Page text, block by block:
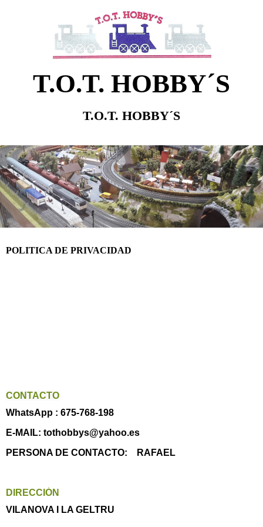
T.O.T. HOBBY´S
T.O.T. HOBBY´S
POLITICA DE PRIVACIDAD
CONTACTO
WhatsApp : 675-768-198
E-MAIL: tothobbys@yahoo.es
PERSONA DE CONTACTO: RAFAEL
DIRECCIÓN
VILANOVA I LA GELTRU